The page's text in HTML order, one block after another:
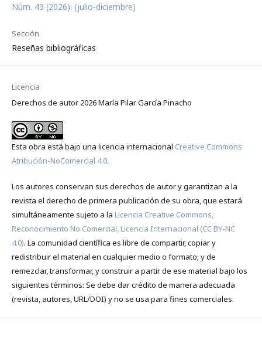
Núm. 43 (2026): (julio-diciembre)
Sección
Reseñas bibliográficas
Licencia
Derechos de autor 2026 María Pilar García Pinacho
Esta obra está bajo una licencia internacional Creative Commons
Atribución-NoComercial 4.0.
Los autores conservan sus derechos de autor y garantizan a la
revista el derecho de primera publicación de su obra, que estará
simultáneamente sujeto a la Licencia Creative Commons,
Reconocimiento No Comercial, Licencia Internacional (CC BY-NC
4.0). La comunidad científica es libre de compartir, copiar y
redistribuir el material en cualquier medio o formato; y de
remezclar, transformar, y construir a partir de ese material bajo los
siguientes términos: Se debe dar crédito de manera adecuada
(revista, autores, URL/DOI) y no se usa para fines comerciales.